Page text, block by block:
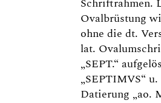
Schriftrahmen.
Ovalbrüstung
ohne die dt.
lat.
„SEPT.“
„SEPTIMVS“
Datierung „ao.